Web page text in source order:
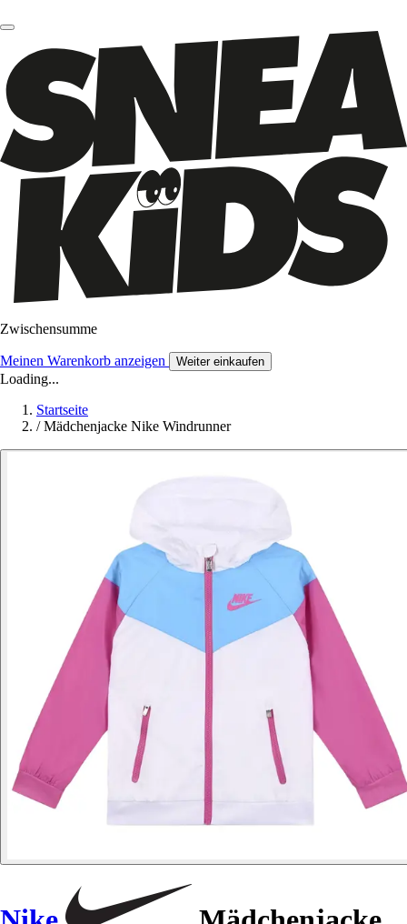
Zwischensumme
Meinen Warenkorb anzeigen Weiter einkaufen
Loading...
Startseite
/ Mädchenjacke Nike Windrunner